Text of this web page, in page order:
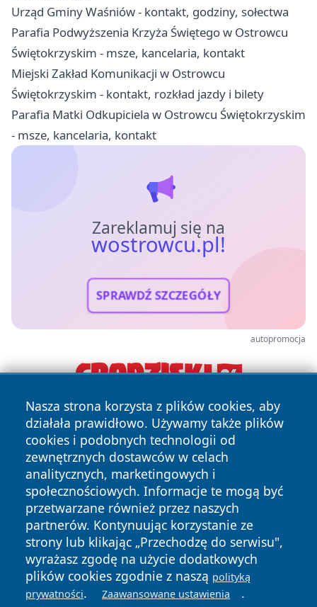
Urząd Gminy Waśniów - kontakt, godziny, sołectwa
Parafia Podwyższenia Krzyża Świętego w Ostrowcu
Świętokrzyskim - msze, kancelaria, kontakt
Miejski Zakład Komunikacji w Ostrowcu
Świętokrzyskim - kontakt, rozkład jazdy i bilety
Parafia Matki Odkupiciela w Ostrowcu Świętokrzyskim
- msze, kancelaria, kontakt
Zareklamuj się na
wostrowcu.pl!
SPRAWDŹ SZCZEGÓŁY
autopromocja
Nasza strona korzysta z plików cookies, aby
działała prawidłowo. Używamy także plików
cookies i podobnych technologii od
zewnętrznych dostawców w celach
analitycznych, marketingowych i
społecznościowych. Informacje te mogą być
przetwarzane również przez naszych
partnerów. Kontynuując korzystanie ze
strony lub klikając „Przechodzę do serwisu",
wyrażasz zgodę na użycie dodatkowych
plików cookies zgodnie z naszą polityką
prywatności. Zaawansowane ustawienia .
Copyright © 2026 wostrowcu.pl Wszystkie prawa zastrzeżone.
News Autorzy
Polityka
Prywatności
Polityka
Cookies